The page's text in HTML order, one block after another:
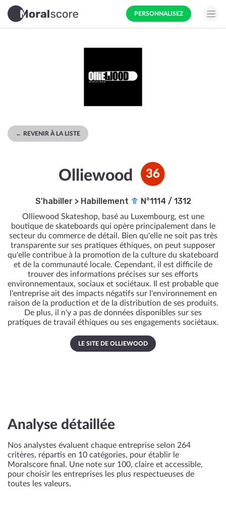
PERSONNALISEZ
← REVENIR À LA LISTE
Olliewood 36
S'habiller> Habillement N°1114 / 1312
Olliewood Skateshop, basé au Luxembourg, est une
boutique de skateboards qui opère principalement dans le
secteur du commerce de détail. Bien qu'elle ne soit pas très
transparente sur ses pratiques éthiques, on peut supposer
qu'elle contribue à la promotion de la culture du skateboard
et de la communauté locale. Cependant, il est difficile de
trouver des informations précises sur ses efforts
environnementaux, sociaux et sociétaux. Il est probable que
l'entreprise ait des impacts négatifs sur l'environnement en
raison de la production et de la distribution de ses produits.
De plus, il n'y a pas de données disponibles sur ses
pratiques de travail éthiques ou ses engagements sociétaux.
LE SITE DE OLLIEWOOD
Analyse détaillée
Nos analystes évaluent chaque entreprise selon 264
critères, répartis en 10 catégories, pour établir le
Moralscore final. Une note sur 100, claire et accessible,
pour choisir les entreprises les plus respectueuses de
toutes les valeurs.